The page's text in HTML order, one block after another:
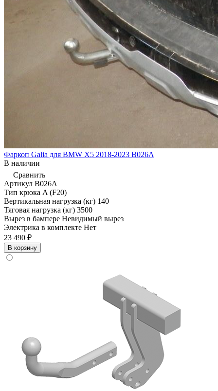
Фаркоп Galia для BMW X5 2018-2023 B026A
В наличии
Сравнить
Артикул B026A
Тип крюка A (F20)
Вертикальная нагрузка (кг) 140
Тяговая нагрузка (кг) 3500
Вырез в бампере Невидимый вырез
Электрика в комплекте Нет
23 490 ₽
В корзину